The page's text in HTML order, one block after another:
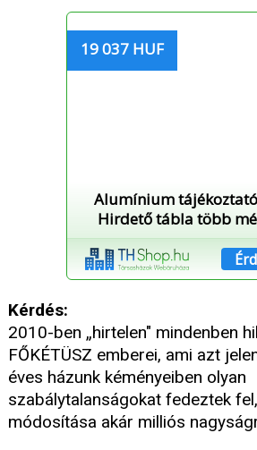
19 037 HUF
Alumínium
Hirdető tábla több
Kérdés:
2010-ben „hirtelen" mindenben
FŐKÉTÜSZ emberei, ami azt
éves házunk kéményeiben olyan
szabálytalanságokat fedeztek
módosítása akár milliós